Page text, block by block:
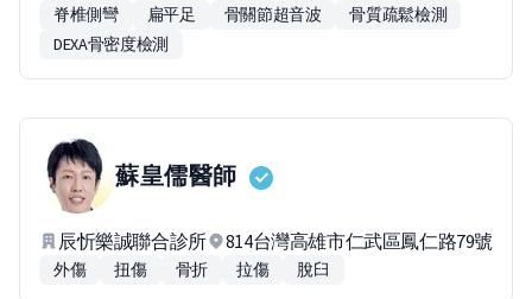
脊椎側彎 扁平足 骨關節超音波
骨質疏鬆檢測
DEXA骨密度檢測
蘇皇儒醫師
辰忻樂誠聯合診所 814台灣高雄市仁武區鳳仁路79號
外傷 扭傷 骨折 拉傷 脫臼